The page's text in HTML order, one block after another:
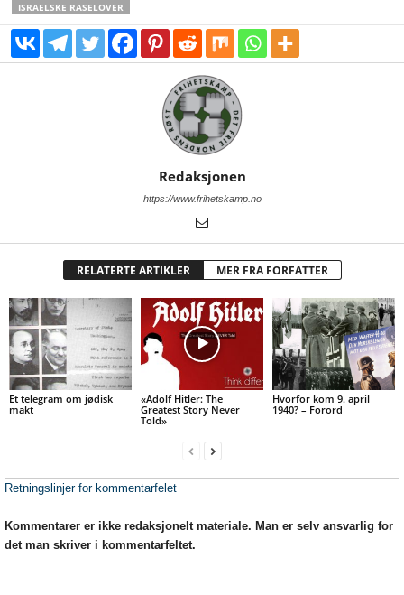
ISRAELSKE RASELOVER
Redaksjonen
https://www.frihetskamp.no
RELATERTE ARTIKLER MER FRA FORFATTER
Et telegram om jødisk
makt
«Adolf Hitler: The
Greatest Story Never
Told»
Hvorfor kom 9. april
1940? – Forord
Retningslinjer for kommentarfelet
Kommentarer er ikke redaksjonelt materiale. Man er selv ansvarlig for
det man skriver i kommentarfeltet.